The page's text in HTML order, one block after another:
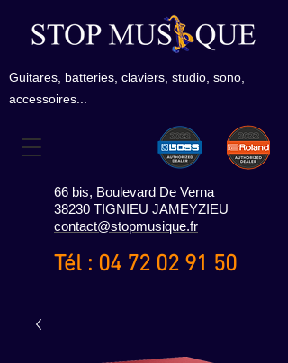
Guitares, batteries, claviers, studio, sono,
accessoires...
66 bis, Boulevard De Verna
38230 TIGNIEU JAMEYZIEU
contact@stopmusique.fr
Tél : 04 72 02 91 50